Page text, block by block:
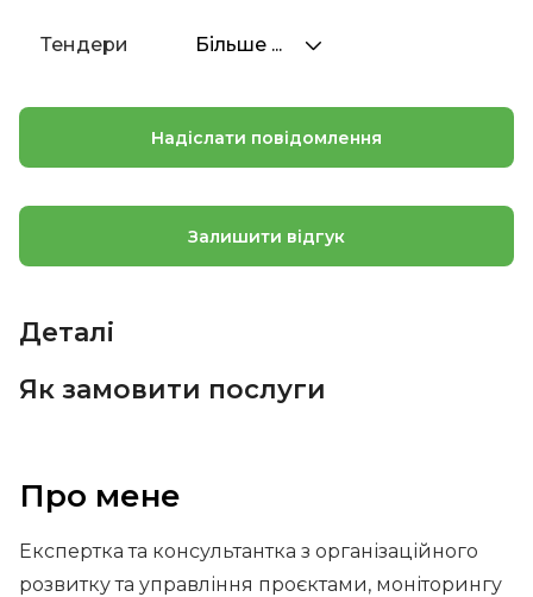
Тендери Більше ...
Про мене
Експертка та консультантка з організаційного
розвитку та управління проєктами, моніторингу
Надіслати повідомлення
Залишити відгук
Деталі
Як замовити послуги